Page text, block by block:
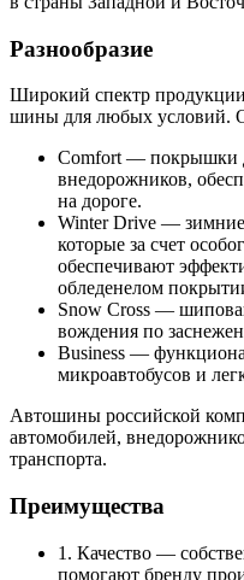
Разнообразие
Широкий спектр
шины для любых условий.
Comfort — покрышки
внедорожников,
на дороге.
Winter Drive —
которые за счет
обеспечивают
обледенелом
Snow Cross —
вождения по
Business —
микроавтобусов и
Автошины российской
автомобилей,
транспорта.
Преимущества
1. Качество —
помогают бренду